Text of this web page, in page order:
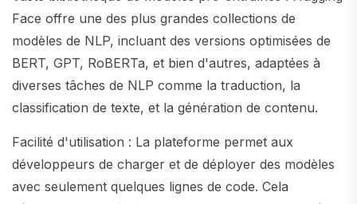
Face offre une des plus grandes collections de
modèles de NLP, incluant des versions optimisées de
BERT, GPT, RoBERTa, et bien d'autres, adaptées à
diverses tâches de NLP comme la traduction, la
classification de texte, et la génération de contenu.
Facilité d'utilisation : La plateforme permet aux
développeurs de charger et de déployer des modèles
avec seulement quelques lignes de code. Cela